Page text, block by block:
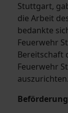
Stuttgart,
die Arbeit
bedankte
Feuerwehr
Bereitschaft
Feuerwehr
auszurichten.